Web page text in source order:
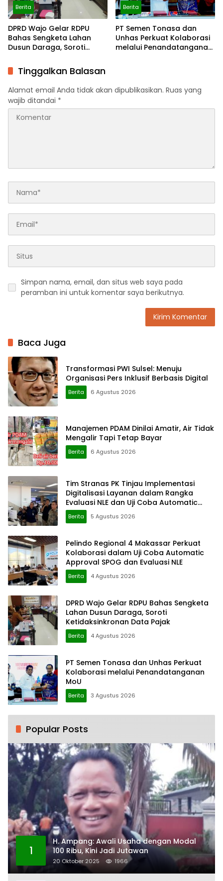
Berita
DPRD Wajo Gelar RDPU
Bahas Sengketa Lahan
Dusun Daraga, Soroti
Pajak
Berita
PT Semen Tonasa dan
Unhas Perkuat Kolaborasi
melalui Penandatanganan
Tinggalkan Balasan
Alamat email Anda tidak akan dipublikasikan. Ruas yang
wajib ditandai *
Simpan nama, email, dan situs web saya pada
peramban ini untuk komentar saya berikutnya.
Baca Juga
Transformasi PWI Sulsel: Menuju
Organisasi Pers Inklusif Berbasis Digital
Berita 6 Agustus 2026
Manajemen PDAM Dinilai Amatir, Air Tidak
Mengalir Tapi Tetap Bayar
Berita 6 Agustus 2026
Tim Stranas PK Tinjau Implementasi
Digitalisasi Layanan dalam Rangka
Evaluasi NLE dan Uji Coba Automatic
Approval SPOG
Berita 5 Agustus 2026
Pelindo Regional 4 Makassar Perkuat
Kolaborasi dalam Uji Coba Automatic
Approval SPOG dan Evaluasi NLE
Berita 4 Agustus 2026
DPRD Wajo Gelar RDPU Bahas Sengketa
Lahan Dusun Daraga, Soroti
Ketidaksinkronan Data Pajak
Berita 4 Agustus 2026
PT Semen Tonasa dan Unhas Perkuat
Kolaborasi melalui Penandatanganan
MoU
Berita 3 Agustus 2026
Popular Posts
1
H. Ampang: Awali Usaha dengan Modal
100 Ribu, Kini Jadi Jutawan
20 Oktober 2025 1966